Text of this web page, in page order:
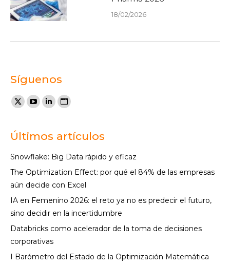
18/02/2026
Síguenos
Encuéntranos en:
X
opens
new
window
YouTube
opens
new
window
Linkedin
opens
new
window
Sitio
page
in
new
window
Últimos artículos
Snowflake: Big Data rápido y eficaz
The Optimization Effect: por qué el 84% de las empresas
aún decide con Excel
IA en Femenino 2026: el reto ya no es predecir el futuro,
sino decidir en la incertidumbre
Databricks como acelerador de la toma de decisiones
corporativas
I Barómetro del Estado de la Optimización Matemática